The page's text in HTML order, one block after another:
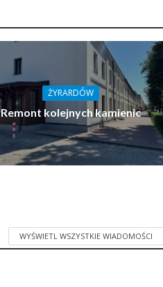
ŻYRARDÓW
Remont kolejnych kamienic
WYŚWIETL WSZYSTKIE WIADOMOŚCI